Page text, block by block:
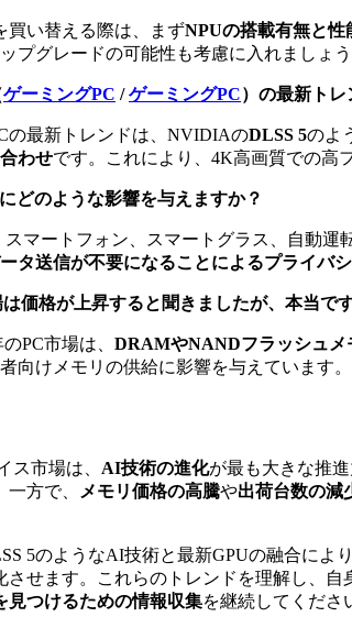
買い替える際は、まずNPUの搭載有無と性
プグレードの可能性も考慮に入れましょ
ゲーミングPC /ゲーミングPC） の最新トレ
の最新トレンドは、NVIDIAのDLSS 5のよ
わせです。これにより、4K高画質での高
どのような影響を与えますか？
マートフォン、スマートグラス、自動運
タ送信が不要になることによるプライバ
価格が上昇すると聞きましたが、本当で
PC市場は、 DRAMやNANDフラッシュメ
向けメモリの供給に影響を与えています。
ス市場は、 AI技術の進化が最も大きな推
方で、
メモリ価格の高騰や出荷台数の減
5のようなAI技術と最新GPUの融合により
させます。これらのトレンドを理解し、
見つけるための情報収集を継続してくださ